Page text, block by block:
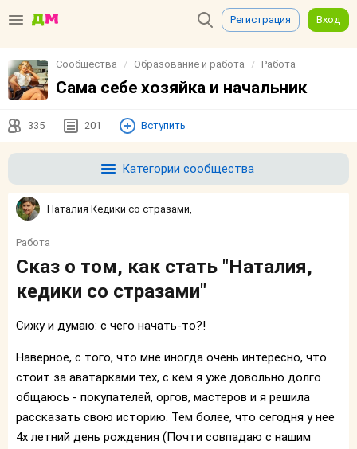
Регистрация Вход
Сообщества Образование и работа Работа
Сама себе хозяйка и начальник
335 201 Вступить
Категории сообщества
Наталия Кедики со стразами,
Работа
Сказ о том, как стать "Наталия,
кедики со стразами"
Сижу и думаю: с чего начать-то?!
Наверное, с того, что мне иногда очень интересно, что
стоит за аватарками тех, с кем я уже довольно долго
общаюсь - покупателей, оргов, мастеров и я решила
рассказать свою историю. Тем более, что сегодня у нее
4х летний день рождения (Почти совпадаю с нашим